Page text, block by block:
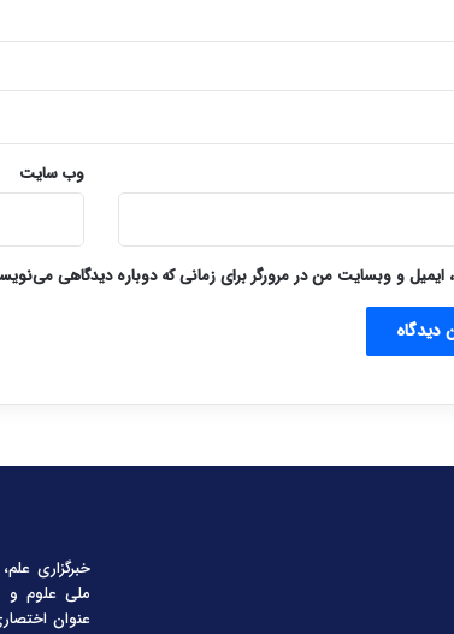
وب‌ سایت
ایمیل و وبسایت من در مرورگر برای زمانی که دوباره دیدگاهی
خبرگزاری
ملی علوم و